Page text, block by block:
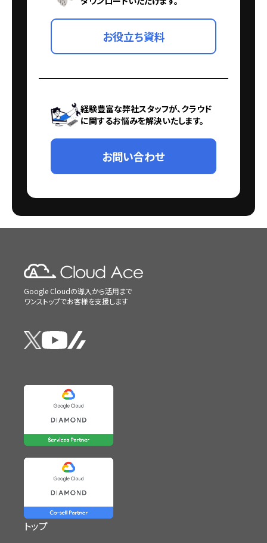
お役立ち資料
経験豊富な弊社スタッフが、クラウド
に関するお悩みを解決いたします。
お問い合わせ
Google Cloudの導入から活用まで
ワンストップでお客様を支援します
トップ